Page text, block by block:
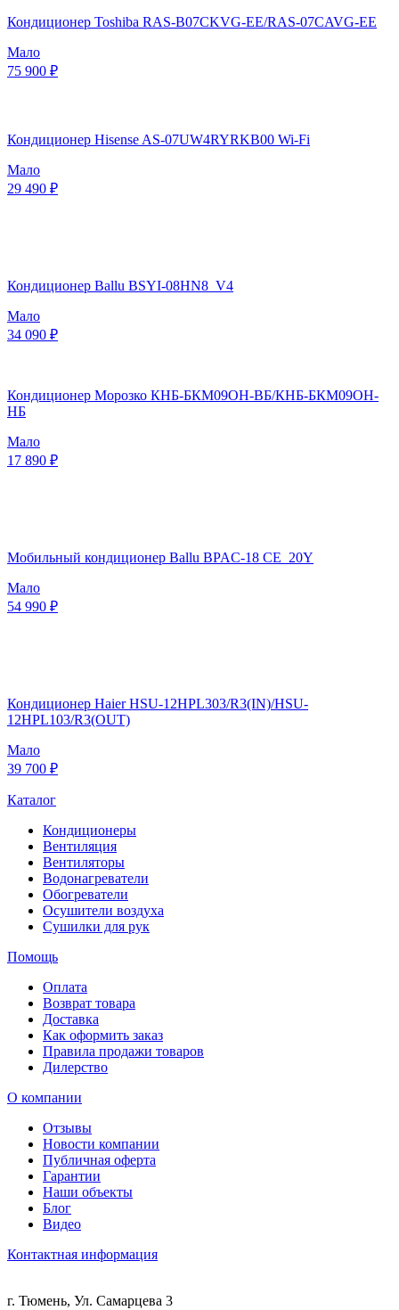
Кондиционер Toshiba RAS-B07CKVG-EE/RAS-07CAVG-EE
Мало
75 900 ₽
Кондиционер Hisense AS-07UW4RYRKB00 Wi-Fi
Мало
29 490 ₽
Кондиционер Ballu BSYI-08HN8_V4
Мало
34 090 ₽
Кондиционер Морозко КНБ-БКМ09ОН-ВБ/КНБ-БКМ09ОН-
НБ
Мало
17 890 ₽
Мобильный кондиционер Ballu BPAC-18 CE_20Y
Мало
54 990 ₽
Кондиционер Haier HSU-12HPL303/R3(IN)/HSU-
12HPL103/R3(OUT)
Мало
39 700 ₽
Каталог
Кондиционеры
Вентиляция
Вентиляторы
Водонагреватели
Обогреватели
Осушители воздуха
Сушилки для рук
Помощь
Оплата
Возврат товара
Доставка
Как оформить заказ
Правила продажи товаров
Дилерство
О компании
Отзывы
Новости компании
Публичная оферта
Гарантии
Наши объекты
Блог
Видео
Контактная информация
г. Тюмень, Ул. Самарцева 3